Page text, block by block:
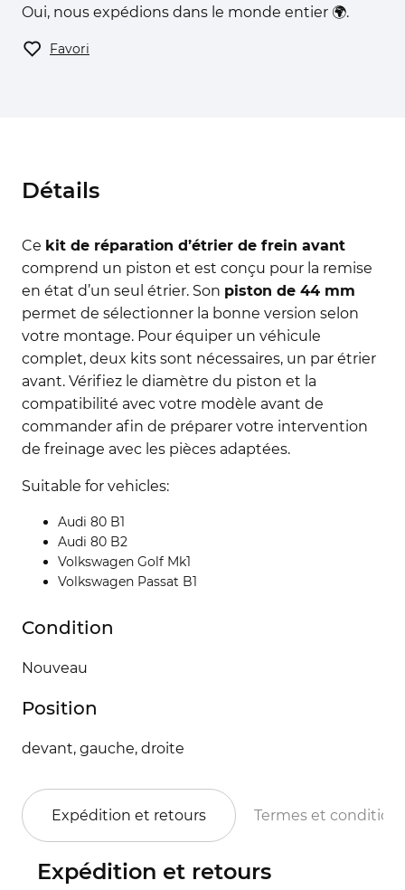
Oui, nous expédions dans le monde entier 🌍.
Favori
Détails
Ce kit de réparation d’étrier de frein avant
comprend un piston et est conçu pour la remise
en état d’un seul étrier. Son piston de 44 mm
permet de sélectionner la bonne version selon
votre montage. Pour équiper un véhicule
complet, deux kits sont nécessaires, un par étrier
avant. Vérifiez le diamètre du piston et la
compatibilité avec votre modèle avant de
commander afin de préparer votre intervention
de freinage avec les pièces adaptées.
Suitable for vehicles:
Audi 80 B1
Audi 80 B2
Volkswagen Golf Mk1
Volkswagen Passat B1
Condition
Nouveau
Position
devant, gauche, droite
Expédition et retours Termes et
Expédition et retours